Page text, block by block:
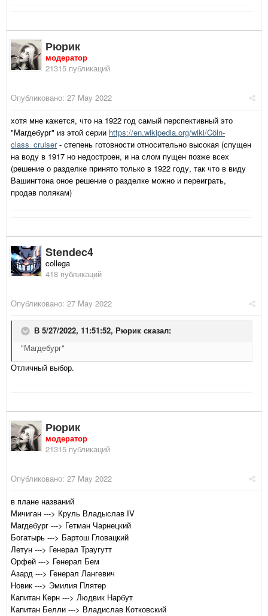
Рюрик
модератор
21315 публикаций
Опубликовано: 27 May 2022
хотя мне кажется, что на 1922 год самый перспективный это
"Магдебург" из этой серии https://en.wikipedia.org/wiki/Cöln-
class_cruiser- степень готовности относительно высокая (спущен
на воду в 1917 но недостроен, и на слом пущен позже всех
(решение о разделке принято только в 1922 году, так что в виду
Вашингтона оное решение о разделке можно и переиграть,
продав полякам)
Stendec4
collega
418 публикаций
Опубликовано: 27 May 2022
В 5/27/2022, 11:51:52, Рюрик сказал:
"Магдебург"
Отличный выбор.
Рюрик
модератор
21315 публикаций
Опубликовано: 27 May 2022
в плане названий
Мичиган ---> Круль Владыслав IV
Магдебург ---> Гетман Чарнецкий
Богатырь ---> Бартош Гловацкий
Летун ---> Генерал Траугутт
Орфей ---> Генерал Бем
Азард ---> Генерал Лангевич
Новик ---> Эмилия Плятер
Капитан Керн ---> Людвик Нарбут
Капитан Белли ---> Владислав Котковский